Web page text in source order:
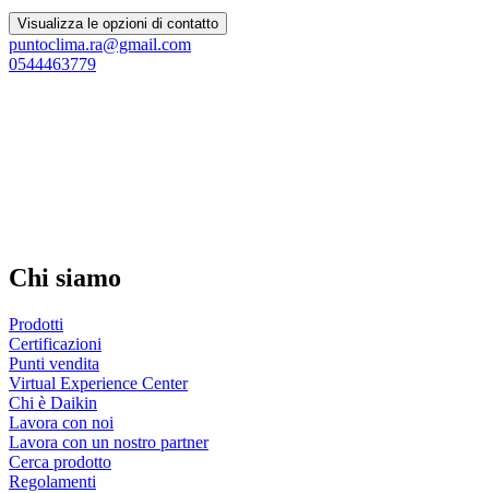
Visualizza le opzioni di contatto
puntoclima.ra@gmail.com
0544463779
Chi siamo
Prodotti
Certificazioni
Punti vendita
Virtual Experience Center
Chi è Daikin
Lavora con noi
Lavora con un nostro partner
Cerca prodotto
Regolamenti